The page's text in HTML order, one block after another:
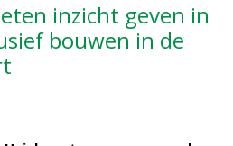
inzicht geven in
bouwen in de